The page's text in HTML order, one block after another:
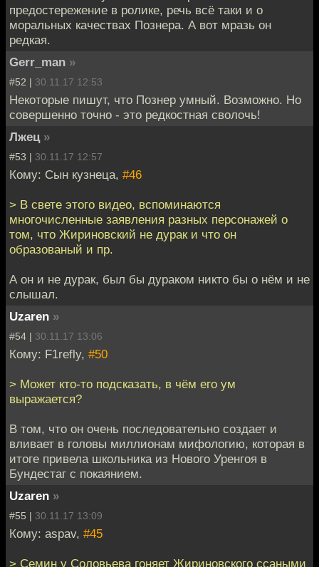
предостережение в ролике, речь всё таки и о
моральных качествах Познера. А вот мразь он
редкая.
Gerr_man »
#52 | 30.11.17 12:53
Некоторые пишут, что Познер умный. Возможно. Но
совершенно точно - это редкостная сволочь!
Лжец »
#53 | 30.11.17 12:57
Кому: Сын кузнеца, #46
> В свете этого видео, вспоминаются
многочисленные заявления разных персонажей о
том, что Жириновский не дурак и что он
образованый и пр.
А он и не дурак, был бы дураком никто бы о нём и не
слышал.
Uzaren »
#54 | 30.11.17 13:06
Кому: F1refly, #50
> Может кто-то подсказать, в чём его ум
выражается?
В том, что он очень последовательно создает и
вливает в головы миллионам мифологию, которая в
итоге привела школьника из Нового Уренгоя в
Бундестаг с покаянием.
Uzaren »
#55 | 30.11.17 13:09
Кому: aspav, #45
> Семин у Соловьева гоняет Жириновского ссаными